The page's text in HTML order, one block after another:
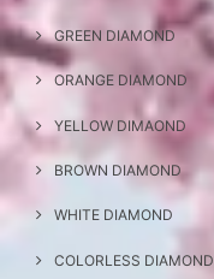
GREEN DIAMOND
ORANGE DIAMOND
YELLOW DIMAOND
BROWN DIAMOND
WHITE DIAMOND
COLORLESS DIAMOND